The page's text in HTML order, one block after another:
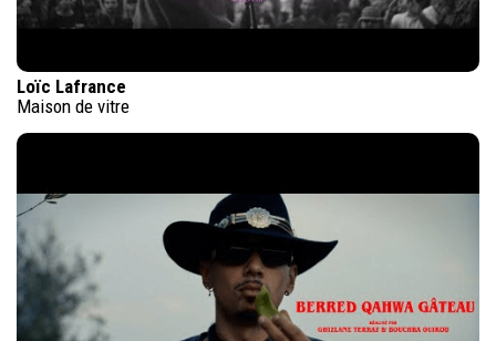
Loïc Lafrance
Maison de vitre